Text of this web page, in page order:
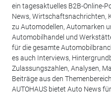
ein tagesaktuelles B2B-Online-
News, Wirtschaftsnachrichten,
zu Automodellen, Automarken
Automobilhandel und
für die gesamte
es auch Interviews,
Zulassungszahlen, Analysen,
Beiträge aus den
AUTOHAUS bietet Auto News